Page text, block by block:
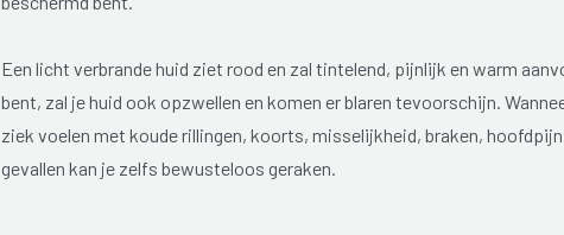
Een licht verbrande huid ziet rood en zal tintelend, pijnlijk en warm
bent, zal je huid ook opzwellen en komen er blaren tevoorschijn.
ziek voelen met koude rillingen, koorts, misselijkheid, braken,
gevallen kan je zelfs bewusteloos geraken.